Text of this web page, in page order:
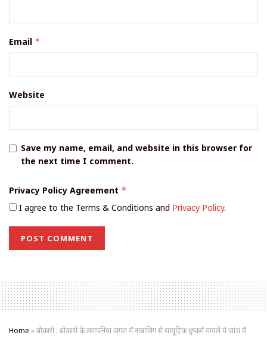
Email *
Website
Save my name, email, and website in this browser for
the next time I comment.
Privacy Policy Agreement *
I agree to the Terms & Conditions and Privacy Policy.
Home »बोकारो : बोकारो के ललपनिया जंगल में नाबालिग से सामूहिक दुष्कर्म मामले में जांच में